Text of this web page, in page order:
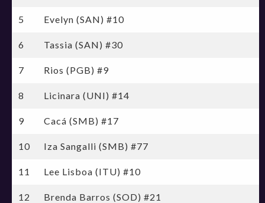
5 Evelyn (SAN) #10
6 Tassia (SAN) #30
7 Rios (PGB) #9
8 Licinara (UNI) #14
9 Cacá (SMB) #17
10 Iza Sangalli (SMB) #77
11 Lee Lisboa (ITU) #10
12 Brenda Barros (SOD) #21